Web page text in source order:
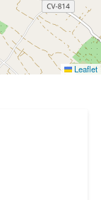
Leaflet